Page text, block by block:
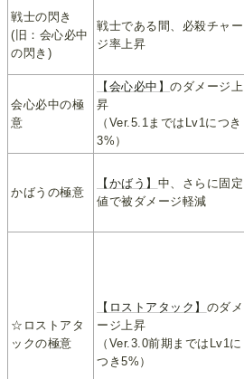
戦士の閃き
(旧：会心必中
の閃き)
戦士である間、必殺チャー
ジ率上昇
会心必中の極
意
【会心必中】のダメージ上
昇
（Ver.5.1まではLv1につき
3%）
かばうの極意
【かばう】 中、さらに固定
値で被ダメージ軽減
☆ロストアタ
ックの極意
【ロストアタック】 のダメ
ージ上昇
（Ver.3.0前期まではLv1に
つき5%）